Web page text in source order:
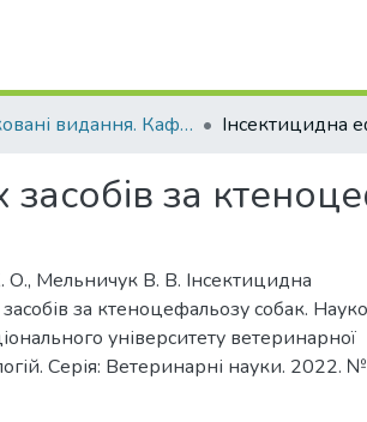
Друковані видання. Кафедра паразитології та ветеринарно-санітарної експертизи
засобів за
О., Мельничук В. В. Інсектицидна
за ктеноцефальозу собак.
університету ветеринарної
Серія: Ветеринарні науки. 2022.